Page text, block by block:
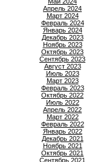
Апрель 2024
Март 2024
Февраль 2024
Январь 2024
Декабрь 2023
Ноябрь 2023
Октябрь 2023
Сентябрь 2023
Август 2023
Июль 2023
Март 2023
Февраль 2023
Октябрь 2022
Июль 2022
Апрель 2022
Март 2022
Февраль 2022
Январь 2022
Декабрь 2021
Ноябрь 2021
Октябрь 2021
Сентябрь 2021